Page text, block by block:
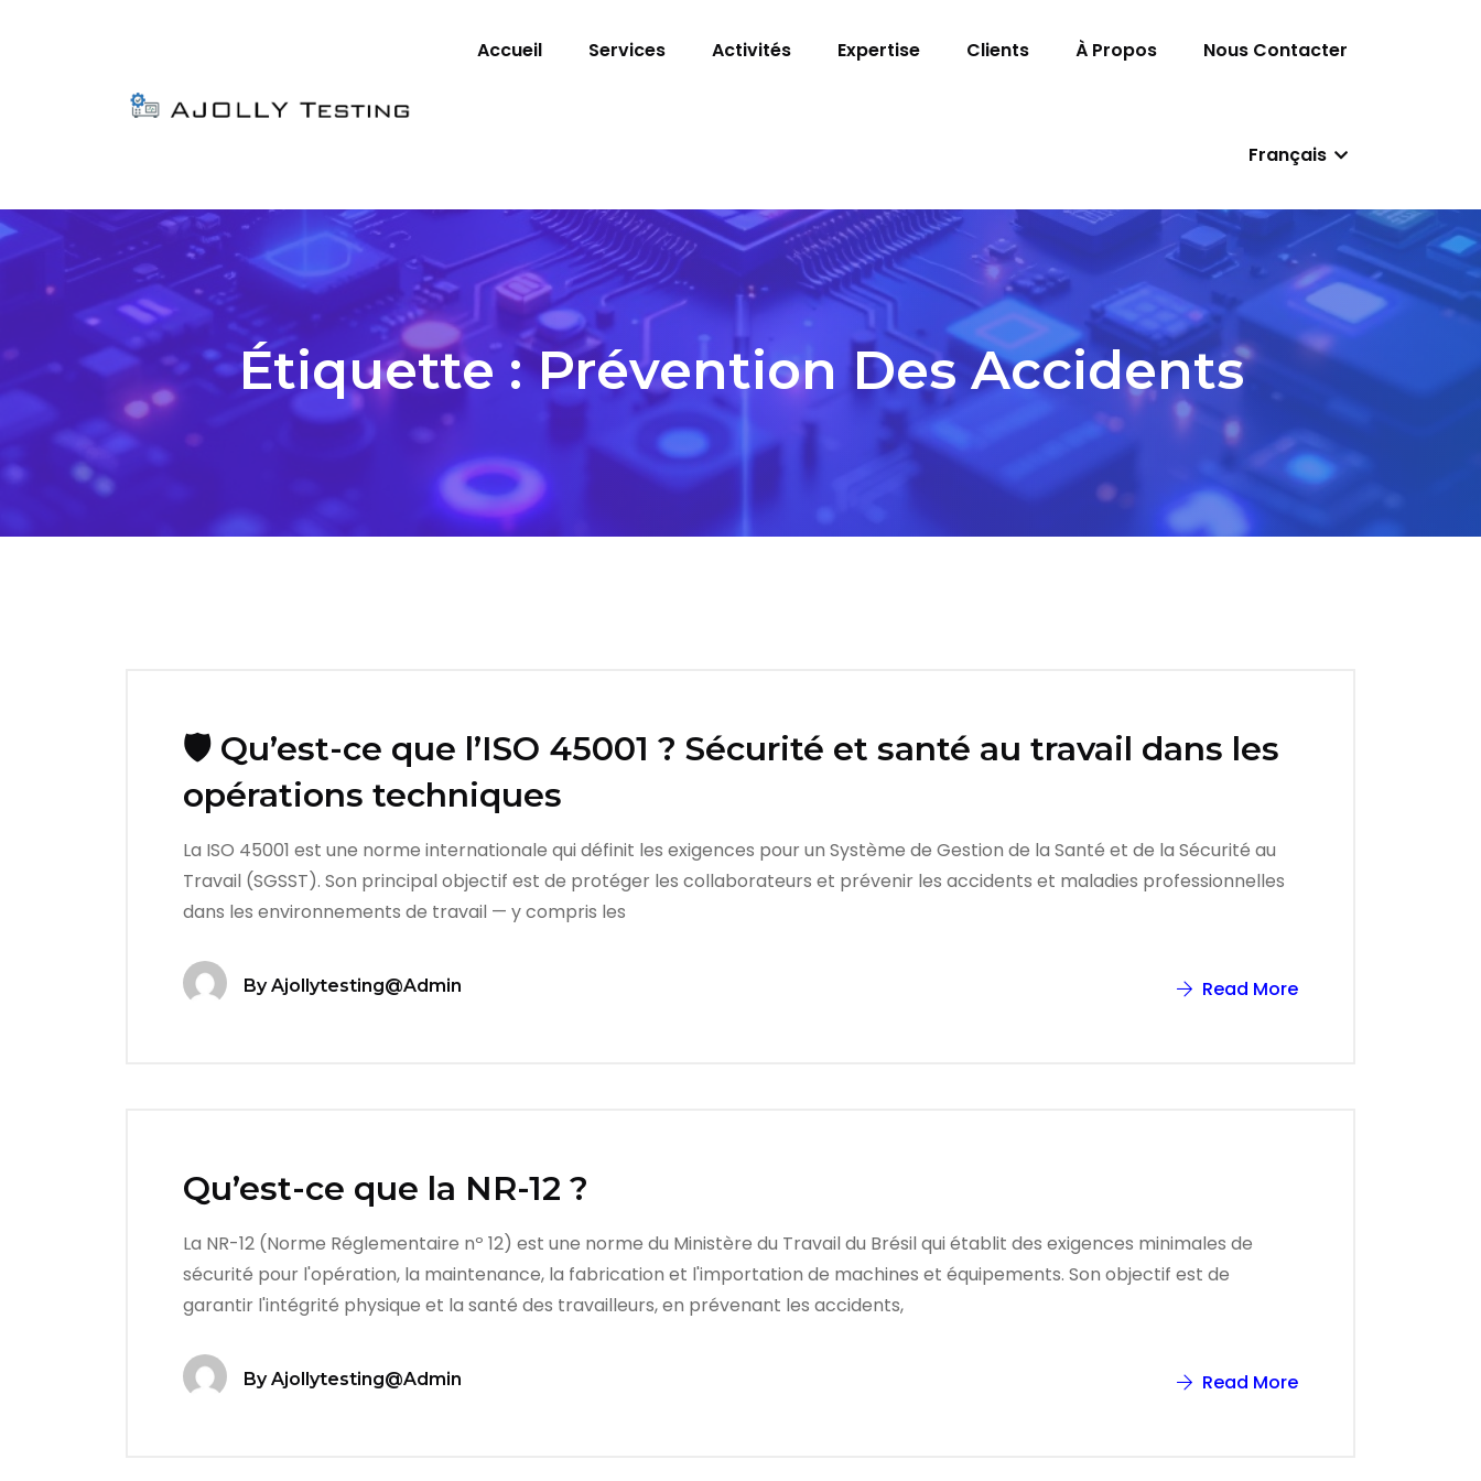
Accueil Services Activités Expertise Clients À Propos Nous Contacter
Français
Étiquette :Prévention Des Accidents
🛡️ Qu’est-ce que l’ISO 45001 ? Sécurité et santé au travail dans les
opérations techniques
La ISO 45001 est une norme internationale qui définit les exigences pour un Système de Gestion de la Santé et de la Sécurité au
Travail (SGSST). Son principal objectif est de protéger les collaborateurs et prévenir les accidents et maladies professionnelles
dans les environnements de travail — y compris les
ByAjollytesting@admin Read More
Qu’est-ce que la NR-12 ?
La NR-12 (Norme Réglementaire nº 12) est une norme du Ministère du Travail du Brésil qui établit des exigences minimales de
sécurité pour l'opération, la maintenance, la fabrication et l'importation de machines et équipements. Son objectif est de
garantir l'intégrité physique et la santé des travailleurs, en prévenant les accidents,
ByAjollytesting@admin Read More